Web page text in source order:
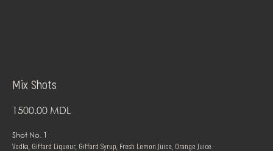
Mix Shots
1500.00 MDL
Shot No. 1
Vodka, Giffard Liqueur, Giffard Syrup, Fresh Lemon Juice, Orange Juice.